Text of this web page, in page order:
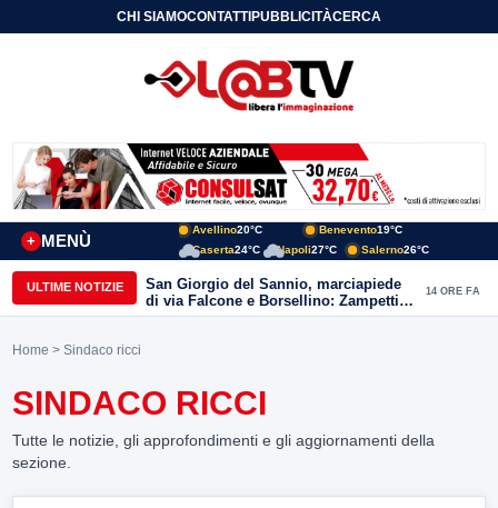
CHI SIAMOCONTATTIPUBBLICITÀCERCA
MENÙ
+
Avellino20°C Benevento19°C
Caserta24°C Napoli27°C Salerno26°C
ULTIME NOTIZIE
San Giorgio del Sannio, marciapiede
di via Falcone e Borsellino: Zampetti e
Lombardi replicano alle polemiche
14 ORE FA
Home > Sindaco ricci
SINDACO RICCI
Tutte le notizie, gli approfondimenti e gli aggiornamenti della
sezione.